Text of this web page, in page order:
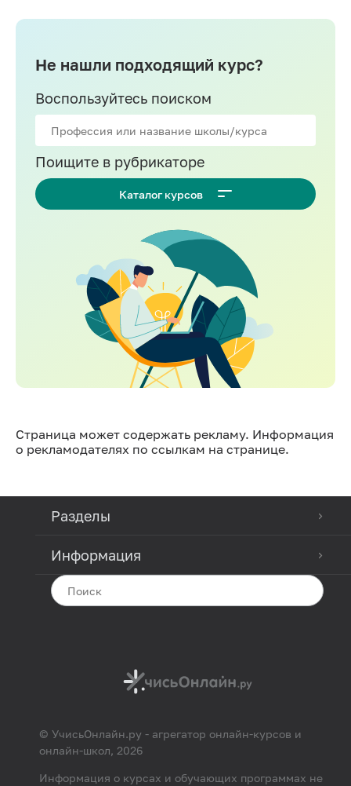
Не нашли подходящий курс?
Воспользуйтесь поиском
Поищите в рубрикаторе
Каталог курсов
Страница может содержать рекламу. Информация
о рекламодателях по ссылкам на странице.
Разделы
Информация
© УчисьОнлайн.ру - агрегатор онлайн-курсов и
онлайн-школ, 2026
Информация о курсах и обучающих программах не